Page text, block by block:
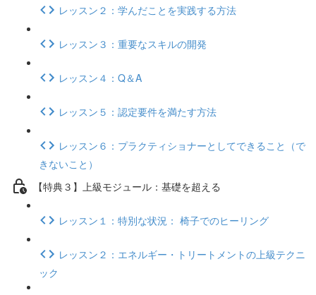
レッスン２：学んだことを実践する方法
レッスン３：重要なスキルの開発
レッスン４：Q＆A
レッスン５：認定要件を満たす方法
レッスン６：プラクティショナーとしてできること（で
きないこと）
【特典３】上級モジュール：基礎を超える
レッスン１：特別な状況： 椅子でのヒーリング
レッスン２：エネルギー・トリートメントの上級テクニ
ック